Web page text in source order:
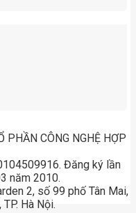
PHẦN CÔNG NGHỆ HỢP
Đăng ký lần
năm 2010.
2, số 99 phố Tân Mai,
Hà Nội.